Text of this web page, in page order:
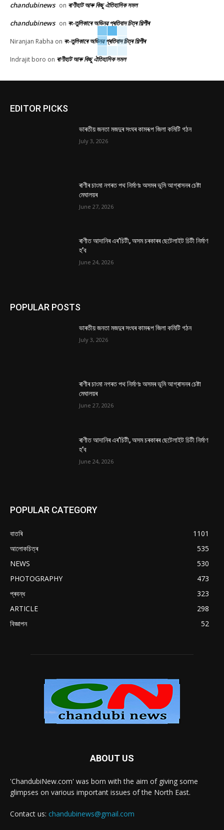
chandubinews on ৰাণীহাট আৰু কিছু ঐতিহাসিক সমল
chandubinews on ৰং-তুলিকাৰে অভিনৱ প্ৰতিবাদ চিত্ৰ শিল্পীৰ
Niranjan Rabha on ৰং-তুলিকাৰে অভিনৱ প্ৰতিবাদ চিত্ৰ শিল্পীৰ
Indrajit boro on ৰাণীহাট আৰু কিছু ঐতিহাসিক সমল
EDITOR PICKS
ভাৰতীয় জনতা মজদুৰ সংঘৰ কামৰূপ জিলা কমিটি গঠন
July 3, 2026
ৰাণীৰ চাংমা নগৰত পথ নিৰ্মাণঃ অসমৰ ভূমি আগ্ৰাসনৰ চেষ্টা
মেঘালয়ৰ
June 27, 2026
ৰাণীত আদানিৰ এৰ’চিটী, অসম চৰকাৰৰ ছেটেলাইট চিটী নিৰ্মাণ
হ’ব
June 24, 2026
POPULAR POSTS
ভাৰতীয় জনতা মজদুৰ সংঘৰ কামৰূপ জিলা কমিটি গঠন
July 3, 2026
ৰাণীৰ চাংমা নগৰত পথ নিৰ্মাণঃ অসমৰ ভূমি আগ্ৰাসনৰ চেষ্টা
মেঘালয়ৰ
June 27, 2026
ৰাণীত আদানিৰ এৰ’চিটী, অসম চৰকাৰৰ ছেটেলাইট চিটী নিৰ্মাণ
হ’ব
June 24, 2026
POPULAR CATEGORY
বাতৰি
1101
আলোকচিত্ৰ
535
NEWS
530
PHOTOGRAPHY
473
প্ৰবন্ধ
323
ARTICLE
298
বিজ্ঞাপন
52
ABOUT US
'ChandubiNew.com' was born with the aim of giving some
glimpses on various important issues of the North East.
Contact us: chandubinews@gmail.com